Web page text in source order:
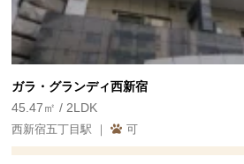
ガラ・グランディ西新宿
45.47㎡ / 2LDK
西新宿五丁目駅 ｜ 可